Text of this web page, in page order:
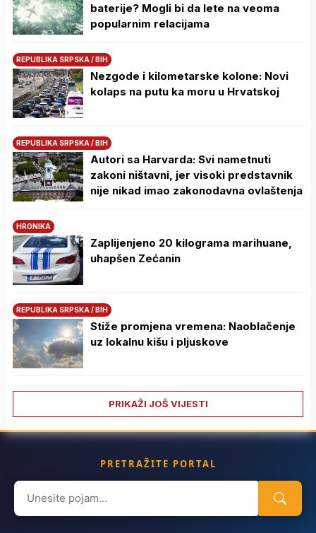
baterije? Mogli bi da lete na veoma
popularnim relacijama
REPUBLIKA SRPSKA / BIH
Nezgode i kilometarske kolone: Novi
kolaps na putu ka moru u Hrvatskoj
REPUBLIKA SRPSKA / BIH
Autori sa Harvarda: Svi nametnuti
zakoni ništavni, jer visoki predstavnik
nije nikad imao zakonodavna ovlaštenja
HRONIKA
Zaplijenjeno 20 kilograma marihuane,
uhapšen Zećanin
REPUBLIKA SRPSKA / BIH
Stiže promjena vremena: Naoblačenje
uz lokalnu kišu i pljuskove
PRIKAŽI JOŠ VIJESTI
PRETRAŽITE PORTAL
Search
for: